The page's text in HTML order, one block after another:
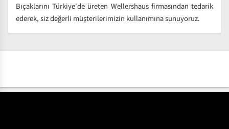
Bıçaklarını Türkiye'de üreten Wellershaus firmasından tedarik
ederek, siz değerli müşterilerimizin kullanımına sunuyoruz.